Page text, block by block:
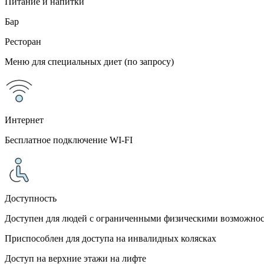
Бар
Ресторан
Меню для специальных диет (по запросу)
Интернет
Бесплатное подключение WI-FI
Доступность
Доступен для людей с ограниченными физическими
Приспособлен для доступа на инвалидных колясках
Доступ на верхние этажи на лифте